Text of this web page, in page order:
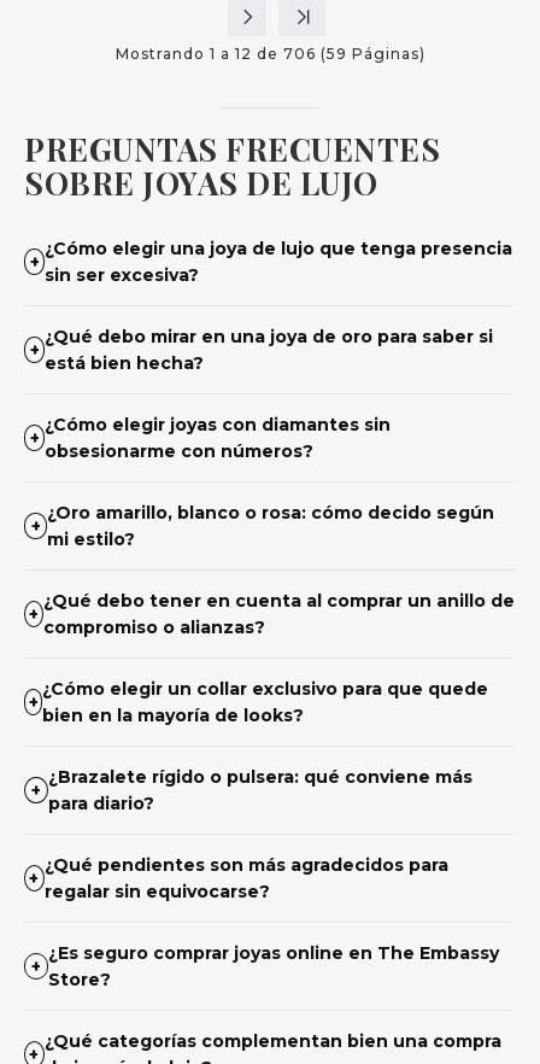
Mostrando 1 a 12 de 706 (59 Páginas)
PREGUNTAS FRECUENTES
SOBRE JOYAS DE LUJO
+
¿Cómo elegir una joya de lujo que tenga presencia
sin ser excesiva?
+
¿Qué debo mirar en una joya de oro para saber si
está bien hecha?
+
¿Cómo elegir joyas con diamantes sin
obsesionarme con números?
+
¿Oro amarillo, blanco o rosa: cómo decido según
mi estilo?
+
¿Qué debo tener en cuenta al comprar un anillo de
compromiso o alianzas?
+
¿Cómo elegir un collar exclusivo para que quede
bien en la mayoría de looks?
+
¿Brazalete rígido o pulsera: qué conviene más
para diario?
+
¿Qué pendientes son más agradecidos para
regalar sin equivocarse?
+
¿Es seguro comprar joyas online en The Embassy
Store?
+
¿Qué categorías complementan bien una compra